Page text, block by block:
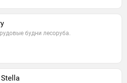
будни лесоруба.